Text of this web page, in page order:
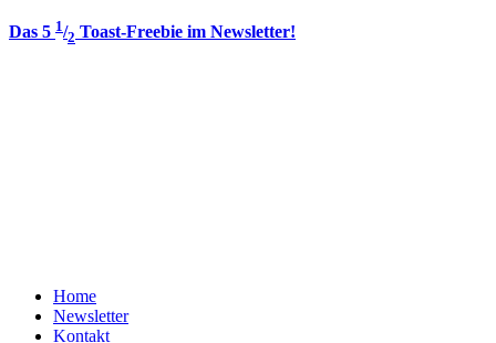
Das 5 1/2 Toast-Freebie im Newsletter!
Home
Newsletter
Kontakt